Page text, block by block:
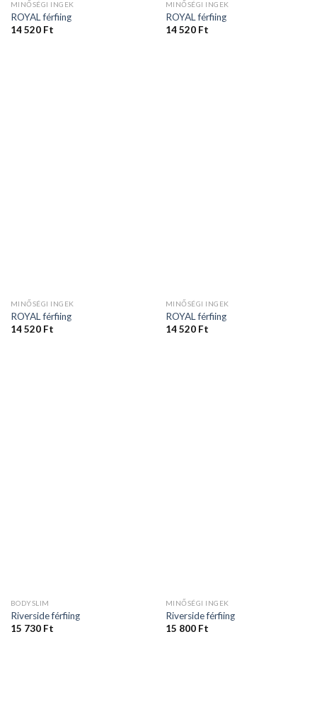
MINŐSÉGI INGEK
ROYAL férfiing
14 520 Ft
MINŐSÉGI INGEK
ROYAL férfiing
14 520 Ft
MINŐSÉGI INGEK
ROYAL férfiing
14 520 Ft
MINŐSÉGI INGEK
ROYAL férfiing
14 520 Ft
BODYSLIM
Riverside férfiing
15 730 Ft
MINŐSÉGI INGEK
Riverside férfiing
15 800 Ft